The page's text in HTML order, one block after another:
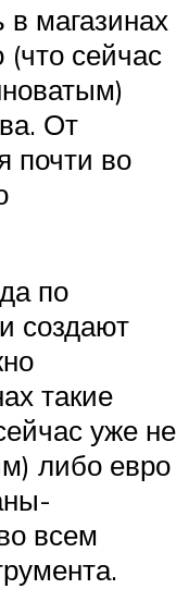
магазинах
(что сейчас
От
почти во
по
создают
такие
уже не
либо евро
всем